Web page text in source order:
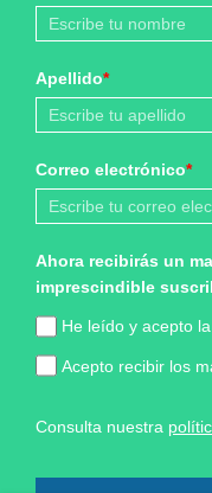
Apellido*
Correo electrónico*
Ahora recibirás un
imprescindible
He leído y acepto
Acepto recibir los
Consulta nuestra